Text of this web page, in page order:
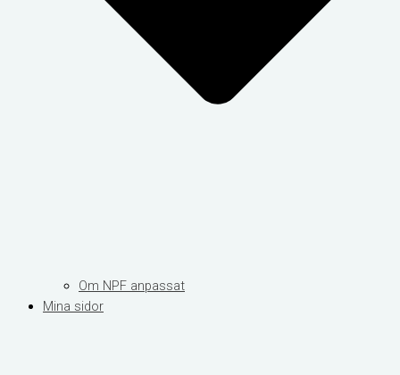
Om NPF anpassat
Mina sidor